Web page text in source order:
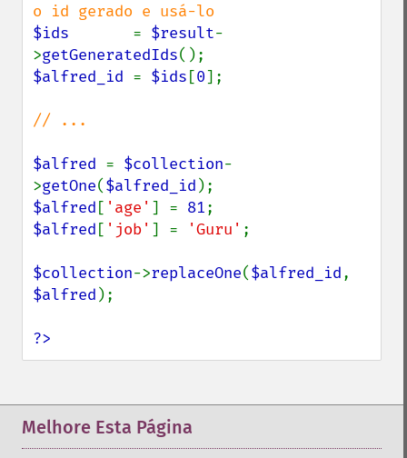
$ids = $result-
>getGeneratedIds
$alfred_id = $ids [0];
// ...
$alfred = $collection-
>getOne($alfred_id
$alfred [ 'age' ] = 81
$alfred [ 'job' ] = 'Guru' ;
$collection->replaceOne($alfred_id
$alfred );
?>
Melhore Esta Página